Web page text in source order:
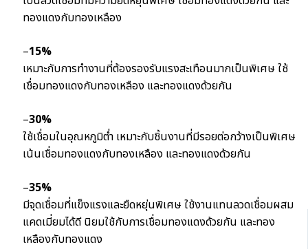
ทองแดงกับทองเหลือง
–15%
เหมาะกับการทำงานที่ต้องรองรับแรงสะเทือนมากเป็นพิเศษ ใช้
เชื่อมทองแดงกับทองเหลือง และทองแดงด้วยกัน
–30%
ใช้เชื่อมในอุณหภูมิต่ำ เหมาะกับชิ้นงานที่มีรอยต่อกว้างเป็นพิเศษ
เน้นเชื่อมทองแดงกับทองเหลือง และทองแดงด้วยกัน
–35%
มีจุดเชื่อมที่แข็งแรงและยืดหยุ่นพิเศษ ใช้งานแทนลวดเชื่อมผสม
แคดเมี่ยมได้ดี นิยมใช้กับการเชื่อมทองแดงด้วยกัน และทอง
เหลืองกับทองแดง